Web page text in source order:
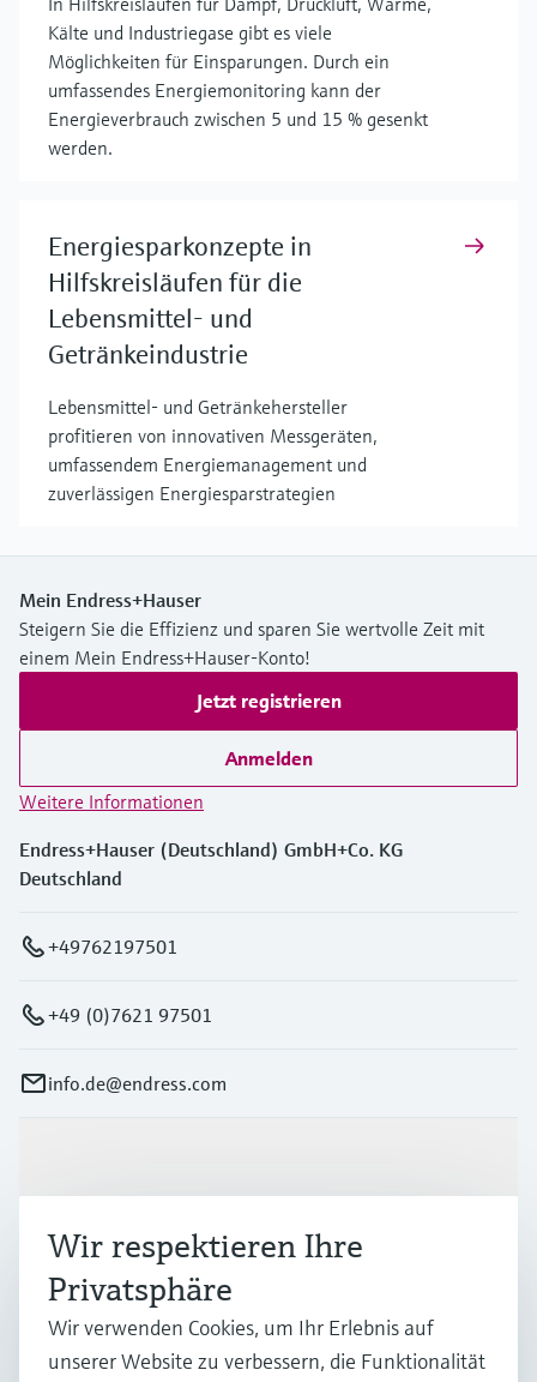
Kälte und Industriegase gibt es viele
Möglichkeiten für Einsparungen. Durch ein
umfassendes Energiemonitoring kann der
Energieverbrauch zwischen 5 und 15 % gesenkt
werden.
Energiesparkonzepte in
Hilfskreisläufen für die
Lebensmittel- und
Getränkeindustrie
Lebensmittel- und Getränkehersteller
profitieren von innovativen Messgeräten,
umfassendem Energiemanagement und
zuverlässigen Energiesparstrategien
Mein Endress+Hauser
Steigern Sie die Effizienz und sparen Sie wertvolle Zeit mit
einem Mein Endress+Hauser-Konto!
Jetzt registrieren
Anmelden
Weitere Informationen
Endress+Hauser (Deutschland) GmbH+Co. KG
Deutschland
+49762197501
+49 (0)7621 97501
info.de@endress.com
Branchen
Support
Wir respektieren Ihre
Privatsphäre
Wir verwenden Cookies, um Ihr Erlebnis auf
unserer Website zu verbessern, die Funktionalität